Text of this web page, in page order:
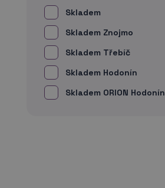
Skladem
Skladem Znojmo
Skladem Třebíč
Skladem Hodonín
Skladem ORION Hodonín